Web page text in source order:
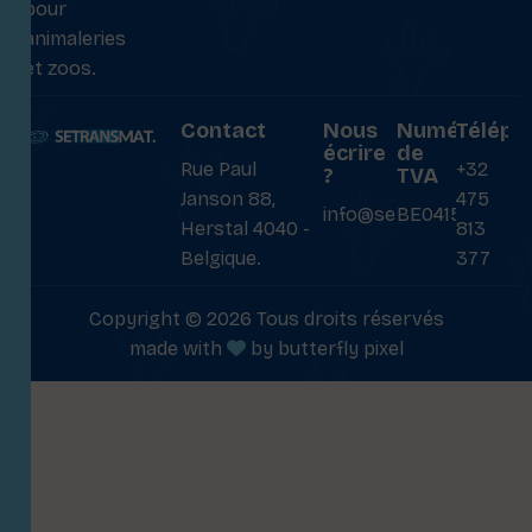
pour
animaleries
et zoos.
Contact
Rue Paul
Janson 88,
Herstal 4040 -
Belgique.
Nous
écrire
?
info@setransmat.com
Numéro
de
TVA
BE0415027069
+32
475
813
377
Copyright © 2026 Tous droits réservés
made with
by butterfly pixel